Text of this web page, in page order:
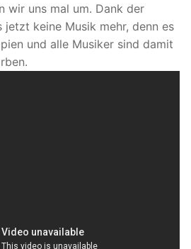
wir uns mal um. Dank der
keine Musik mehr, denn es
und alle Musiker sind damit